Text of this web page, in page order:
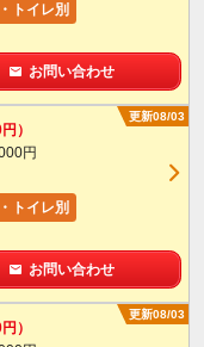
トイレ別
お問い合わせ
更新08/03
）
円
トイレ別
お問い合わせ
更新08/03
）